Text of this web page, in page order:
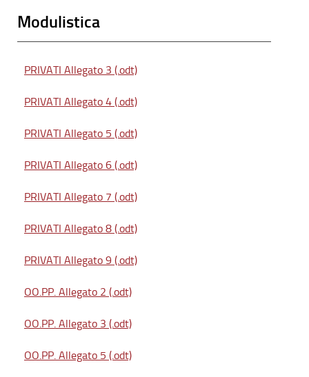
Modulistica
PRIVATI Allegato 3 (.odt)
PRIVATI Allegato 4 (.odt)
PRIVATI Allegato 5 (.odt)
PRIVATI Allegato 6 (.odt)
PRIVATI Allegato 7 (.odt)
PRIVATI Allegato 8 (.odt)
PRIVATI Allegato 9 (.odt)
OO.PP. Allegato 2 (.odt)
OO.PP. Allegato 3 (.odt)
OO.PP. Allegato 5 (.odt)